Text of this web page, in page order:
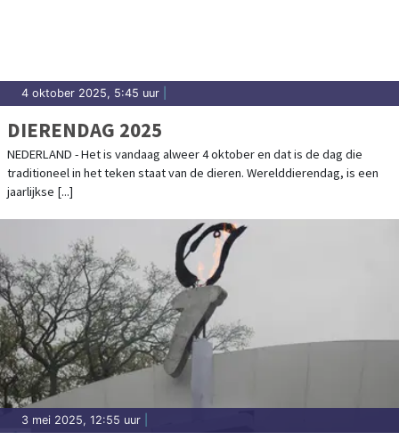
4 oktober 2025, 5:45 uur
DIERENDAG 2025
NEDERLAND - Het is vandaag alweer 4 oktober en dat is de dag die
traditioneel in het teken staat van de dieren. Werelddierendag, is een
jaarlijkse [...]
3 mei 2025, 12:55 uur